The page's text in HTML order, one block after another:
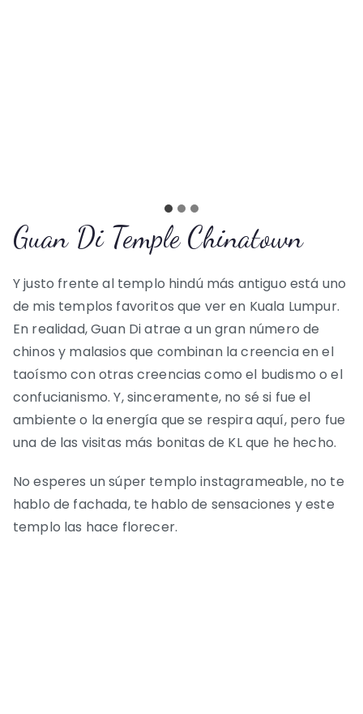
Guan Di Temple Chinatown
Y justo frente al templo hindú más antiguo está uno
de mis templos favoritos que ver en Kuala Lumpur.
En realidad, Guan Di atrae a un gran número de
chinos y malasios que combinan la creencia en el
taoísmo con otras creencias como el budismo o el
confucianismo. Y, sinceramente, no sé si fue el
ambiente o la energía que se respira aquí, pero fue
una de las visitas más bonitas de KL que he hecho.
No esperes un súper templo instagrameable, no te
hablo de fachada, te hablo de sensaciones y este
templo las hace florecer.